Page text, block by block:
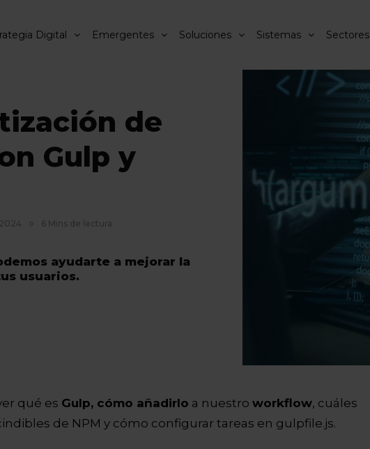
Digital Emergentes Soluciones Sistemas Sectores
de
Gulp y
6 Mins de lectura
ayudarte a mejorar la
usuarios.
qué es Gulp, cómo añadirlo a nuestro workflow, cuáles
de NPM y cómo configurar tareas en gulpfile.js.